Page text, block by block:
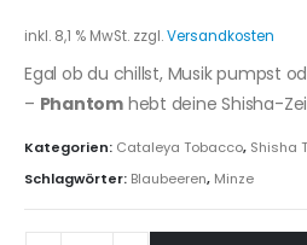
inkl. 8,1 % MwSt. zzgl.Versandkosten
Egal ob du chillst, Musik pumpst
– Phantom hebt deine Shisha-
Kategorien: Cataleya Tobacco, Shisha
Schlagwörter: Blaubeeren, Minze